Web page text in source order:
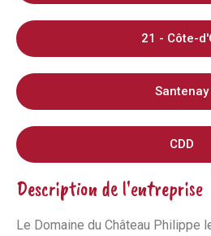
21 - Côte-
Santenay
CDD
Description de l'entreprise
Le Domaine du Château Philippe